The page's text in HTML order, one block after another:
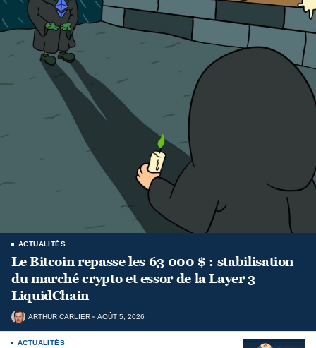
ACTUALITÉS
Le Bitcoin repasse les 63 000 $ : stabilisation
du marché crypto et essor de la Layer 3
LiquidChain
ARTHUR CARLIER AOÛT 5, 2026
ACTUALITÉS